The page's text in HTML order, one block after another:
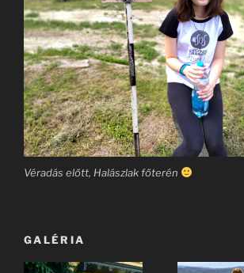
Véradás előtt, Halászlak főterén
GALÉRIA